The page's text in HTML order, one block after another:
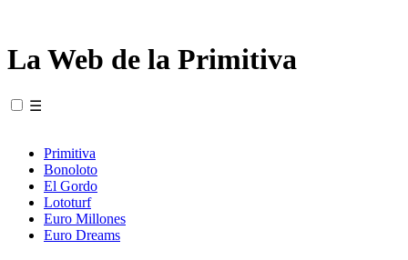
La Web de la Primitiva
☰
Primitiva
Bonoloto
El Gordo
Lototurf
Euro Millones
Euro Dreams